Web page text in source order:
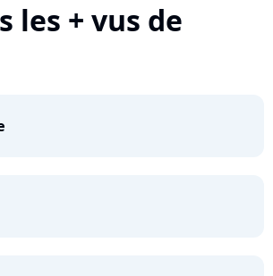
les + vus de